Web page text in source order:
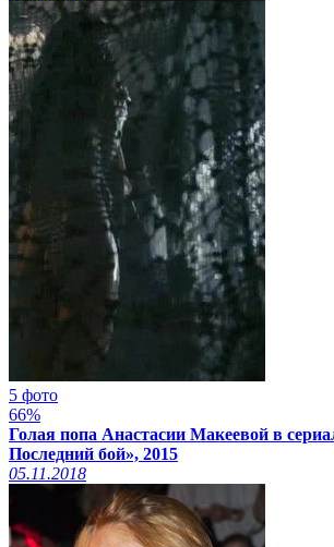
5 фото
66%
Голая попа Анастасии Макеевой в
Последний бой», 2015
05.11.2018